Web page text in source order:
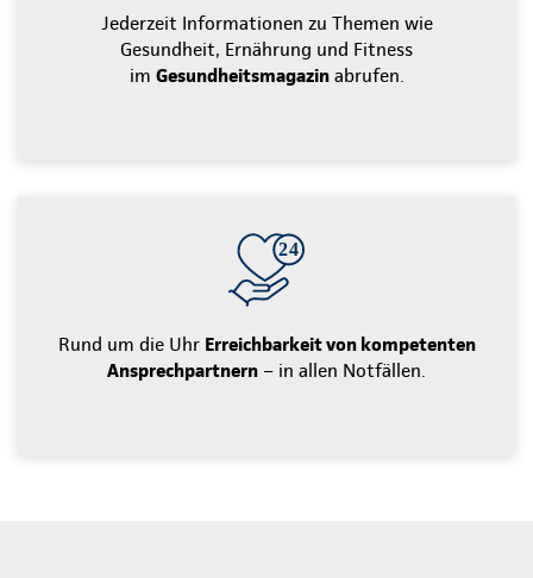
Jederzeit Informationen zu Themen wie
Gesundheit, Ernährung und Fitness
im Gesundheitsmagazinabrufen.
Rund um die Uhr Erreichbarkeit von kompetenten
Ansprechpartnern – in allen Notfällen.